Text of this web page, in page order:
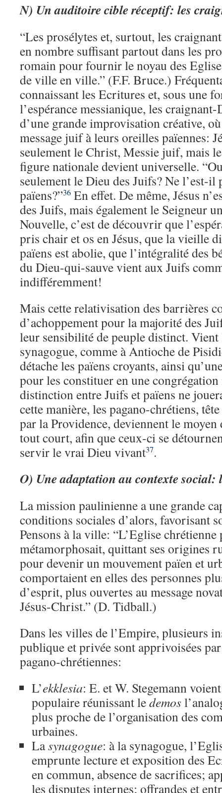
N) Un auditoire cible réceptif: les
“Les prosélytes et, surtout, les
en nombre suffisant partout dans les
romain pour fournir le noyau des
de ville en ville.” (F.F. Bruce.)
connaissant les Ecritures et, sous une
l’espérance messianique, les
d’une grande improvisation créative,
message juif à leurs oreilles païennes:
seulement le Christ, Messie juif, mais
figure nationale devient universelle.
seulement le Dieu des Juifs? Ne l’est-il
païens?”36 En effet. De même, Jésus
des Juifs, mais également le Seigneur
Nouvelle, c’est de découvrir que
pris chair et os en Jésus, que la vieille
païens est abolie, que l’intégralité des
du Dieu-qui-sauve vient aux Juifs
indifféremment!
Mais cette relativisation des barrières
d’achoppement pour la majorité des
leur sensibilité de peuple distinct. Vient
synagogue, comme à Antioche de
détache les païens croyants, ainsi
pour les constituer en une
distinction entre Juifs et païens ne
cette manière, les pagano-chrétiens,
par la Providence, deviennent le moyen
tout court, afin que ceux-ci se
servir le vrai Dieu vivant37.
O) Une adaptation au contexte social:
La mission paulinienne a une grande
conditions sociales d’alors, favorisant
Pensons à la ville: “L’Eglise
métamorphosait, quittant ses origines
pour devenir un mouvement païen et
comportaient en elles des personnes
d’esprit, plus ouvertes au message
Jésus-Christ.” (D. Tidball.)
Dans les villes de l’Empire, plusieurs
publique et privée sont apprivoisées
pagano-chrétiennes:
L’ekklesia: E. et W. Stegemann
populaire réunissant ledemos
plus proche de l’organisation des
urbaines.
Lasynagogue: à la synagogue,
emprunte lecture et exposition des
en commun, absence de sacrifices;
les disputes internes; offrandes et